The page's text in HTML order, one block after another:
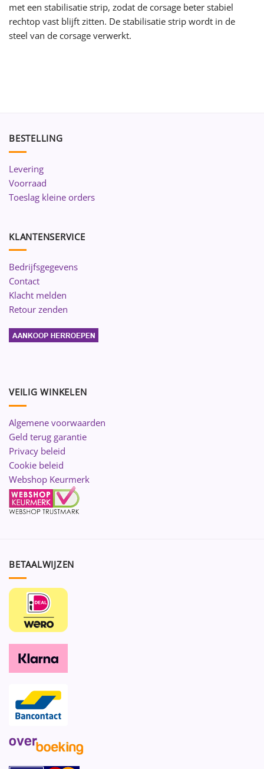
met een stabilisatie strip, zodat de corsage beter stabiel
rechtop vast blijft zitten. De stabilisatie strip wordt in de
steel van de corsage verwerkt.
BESTELLING
Levering
Voorraad
Toeslag kleine orders
KLANTENSERVICE
Bedrijfsgegevens
Contact
Klacht melden
Retour zenden
VEILIG WINKELEN
Algemene voorwaarden
Geld terug garantie
Privacy beleid
Cookie beleid
Webshop Keurmerk
BETAALWIJZEN